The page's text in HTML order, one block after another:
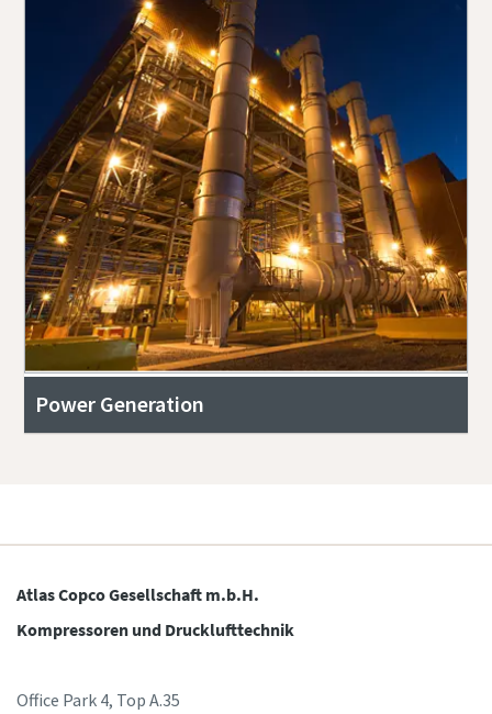
Power Generation
Atlas Copco Gesellschaft m.b.H.
Kompressoren und Drucklufttechnik
Office Park 4, Top A.35